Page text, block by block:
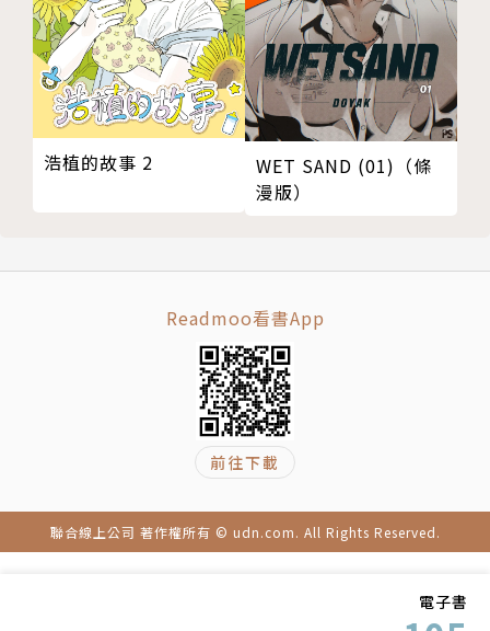
電子書
浩植的故事 2
WET SAND (01)（條
漫版）
Readmoo看書App
前往下載
聯合線上公司 著作權所有 © udn.com. All Rights Reserved.